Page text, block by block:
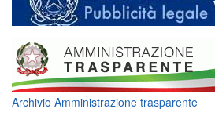
Archivio Amministrazione trasparente